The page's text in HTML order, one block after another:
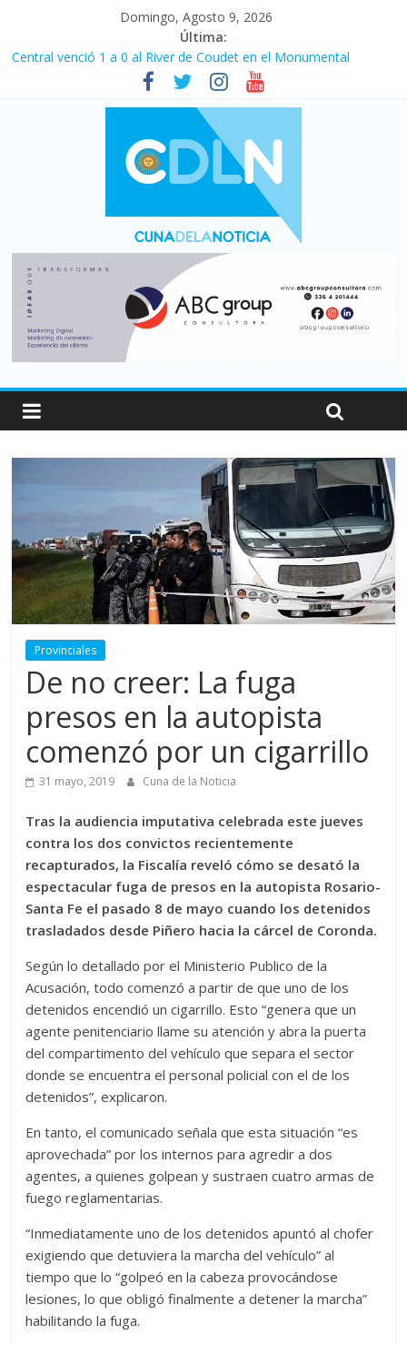
Domingo, Agosto 9, 2026
Última:
Central venció 1 a 0 al River de Coudet en el Monumental
La morosidad alcanzó su nivel más alto en dos décadas y ya
afecta a 400 mil deudores en Santa Fe
Desde que asumió Milei cerraron 41.000 kioscos: el sector
denuncia crisis como en 2001
Vacaciones de invierno con más movimiento y consumo
turístico: 4,6 millones de personas viajaron por el país, un 5,9%
Fuerte caída de la venta de autos usados en julio: bajó un 12,6%
Provinciales
De no creer: La fuga
presos en la autopista
comenzó por un cigarrillo
31 mayo, 2019 Cuna de la Noticia
Tras la audiencia imputativa celebrada este jueves
contra los dos convictos recientemente
recapturados, la Fiscalía reveló cómo se desató la
espectacular fuga de presos en la autopista Rosario-
Santa Fe el pasado 8 de mayo cuando los detenidos
trasladados desde Piñero hacia la cárcel de Coronda.
Según lo detallado por el Ministerio Publico de la
Acusación, todo comenzó a partir de que uno de los
detenidos encendió un cigarrillo. Esto “genera que un
agente penitenciario llame su atención y abra la puerta
del compartimento del vehículo que separa el sector
donde se encuentra el personal policial con el de los
detenidos”, explicaron.
En tanto, el comunicado señala que esta situación “es
aprovechada” por los internos para agredir a dos
agentes, a quienes golpean y sustraen cuatro armas de
fuego reglamentarias.
“Inmediatamente uno de los detenidos apuntó al chofer
exigiendo que detuviera la marcha del vehículo” al
tiempo que lo “golpeó en la cabeza provocándose
lesiones, lo que obligó finalmente a detener la marcha”
habilitando la fuga.